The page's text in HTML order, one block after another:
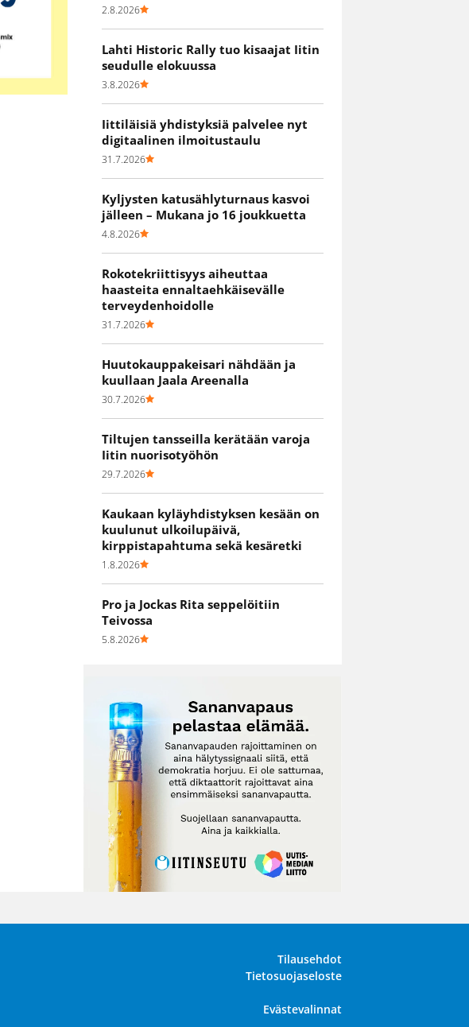
2.8.2026
Lahti Historic Rally tuo kisaajat Iitin
seudulle elokuussa
3.8.2026
Iittiläisiä yhdistyksiä palvelee nyt
digitaalinen ilmoitustaulu
31.7.2026
Kyljysten katusählyturnaus kasvoi
jälleen – Mukana jo 16 joukkuetta
4.8.2026
Rokotekriittisyys aiheuttaa
haasteita ennaltaehkäisevälle
terveydenhoidolle
31.7.2026
Huutokauppakeisari nähdään ja
kuullaan Jaala Areenalla
30.7.2026
Tiltujen tansseilla kerätään varoja
Iitin nuorisotyöhön
29.7.2026
Kaukaan kyläyhdistyksen kesään on
kuulunut ulkoilupäivä,
kirppistapahtuma sekä kesäretki
1.8.2026
Pro ja Jockas Rita seppelöitiin
Teivossa
5.8.2026
Tilausehdot
Tietosuojaseloste
Evästevalinnat